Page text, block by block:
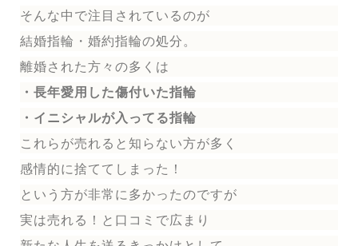
そんな中で注目されているのが
結婚指輪 ・婚約指輪の処分。
離婚された方々の多くは
・長年愛用した傷付いた指輪
・イニシャルが入ってる指輪
これらが売れると知らない方が多く
感情的に捨ててしまった！
という方が非常に多かったのですが
実は売れる！と口コミで広まり